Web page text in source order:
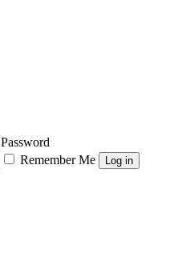
Password
Remember Me